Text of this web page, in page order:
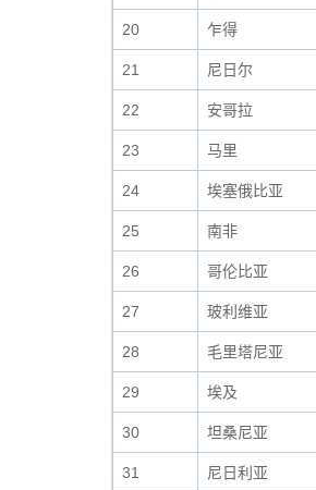
20 乍得
21 尼日尔
22 安哥拉
23 马里
24 埃塞俄比亚
25 南非
26 哥伦比亚
27 玻利维亚
28 毛里塔尼亚
29 埃及
30 坦桑尼亚
31 尼日利亚